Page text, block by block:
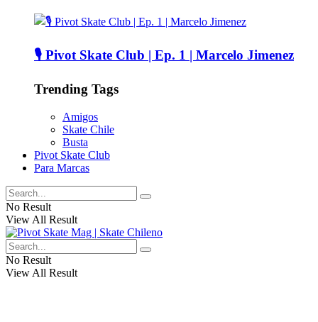
🎙️ Pivot Skate Club | Ep. 1 | Marcelo Jimenez
Trending Tags
Amigos
Skate Chile
Busta
Pivot Skate Club
Para Marcas
No Result
View All Result
No Result
View All Result